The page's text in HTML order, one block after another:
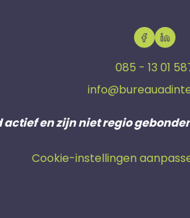
085 - 13 01
actief en zijn niet regio
Cookie-instellingen